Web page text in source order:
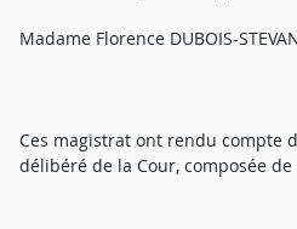
Madame Florence DUBOIS-
Ces magistrat ont rendu compte
délibéré de la Cour, composée de